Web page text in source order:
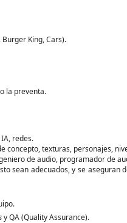
Burger King, Cars).
la preventa.
redes.
concepto, texturas, personajes,
de audio, programador de
sean adecuados, y se aseguran
y QA (Quality Assurance).